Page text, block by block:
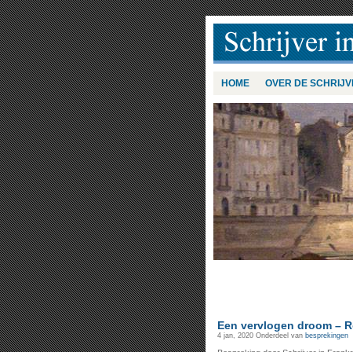
HOME OVER DE
Een vervlogen droom –
4 jan, 2020 Onderdeel van besprekingen